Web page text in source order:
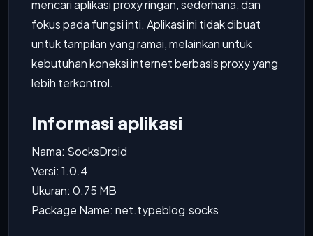
mencari aplikasi proxy ringan, sederhana, dan
fokus pada fungsi inti. Aplikasi ini tidak dibuat
untuk tampilan yang ramai, melainkan untuk
kebutuhan koneksi internet berbasis proxy yang
lebih terkontrol.
Informasi aplikasi
Nama: SocksDroid
Versi: 1.0.4
Ukuran: 0.75 MB
Package Name: net.typeblog.socks